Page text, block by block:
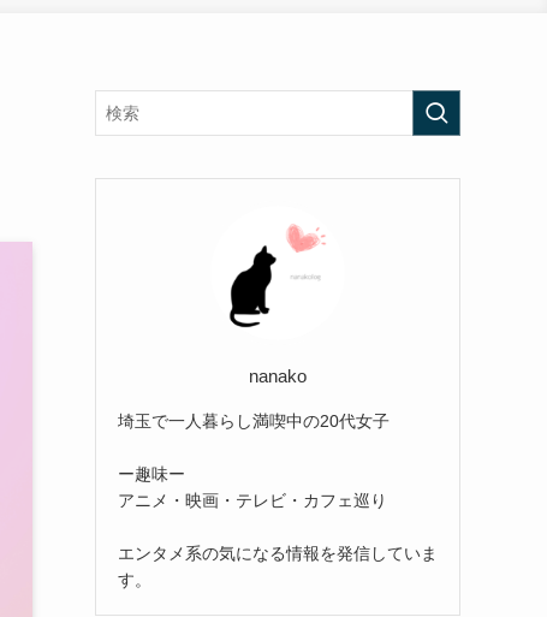
nanako
埼玉で一人暮らし満喫中の20代女子
ー趣味ー
アニメ・映画・テレビ・カフェ巡り
エンタメ系の気になる情報を発信していま
す。